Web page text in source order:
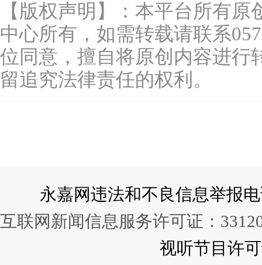
【版权声明】：本平台所有
中心所有，如需转载请联系
位同意，擅自将原创内容进行
留追究法律责任的权利。
永嘉网违法和不良信息举报
互联网新闻信息服务许可证：
视听节目许